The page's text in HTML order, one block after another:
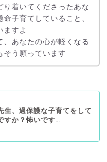
り着いてくださったあな
子育てしていること、
ますよ
、あなたの心が軽くなる
そう願っています
生、過保護な子育てをして
すか？怖いです…